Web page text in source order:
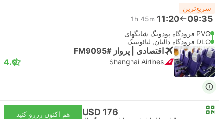
سریع‌ترین
09:35
11:20
1h 45m
PVG فرودگاه پودونگ شانگهای
DLC فرودگاه دالیان, لیائونینگ
اقتصادی | پرواز #FM9095
Shanghai Airlines
4.0
USD 176 هم اکنون رزرو کنید